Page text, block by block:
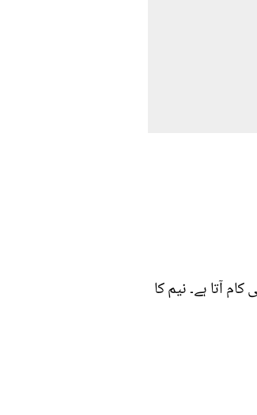
آتا ہے۔ نیم کا